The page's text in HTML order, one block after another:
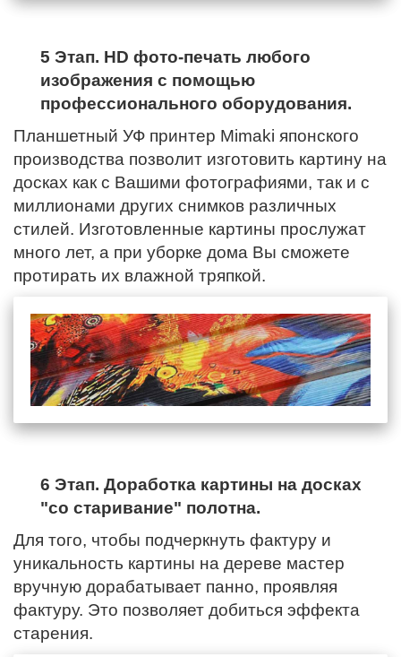
5 Этап. HD фото-печать любого
изображения с помощью
профессионального оборудования.
Планшетный УФ принтер Mimaki японского
производства позволит изготовить картину на
досках как с Вашими фотографиями, так и с
миллионами других снимков различных
стилей. Изготовленные картины прослужат
много лет, а при уборке дома Вы сможете
протирать их влажной тряпкой.
6 Этап. Доработка картины на досках
"со старивание" полотна.
Для того, чтобы подчеркнуть фактуру и
уникальность картины на дереве мастер
вручную дорабатывает панно, проявляя
фактуру. Это позволяет добиться эффекта
старения.